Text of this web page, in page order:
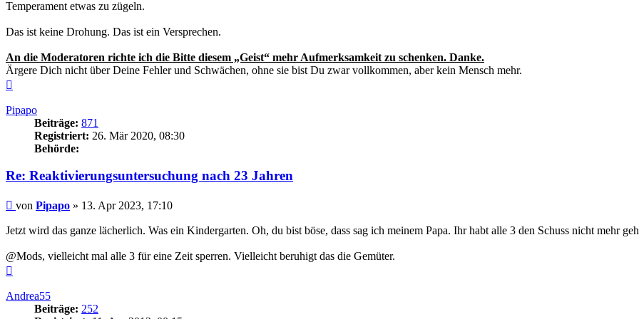
Temperament etwas zu zügeln.
Das ist keine Drohung. Das ist ein Versprechen.
An die Moderatoren richte ich die Bitte diesem „Geist“ mehr Aufmerksamkeit zu schenken. Danke.
Ärgere Dich nicht über Deine Fehler und Schwächen, ohne sie bist Du zwar vollkommen, aber kein Mensch mehr.
Pipapo
Beiträge: 871
Registriert: 26. Mär 2020, 08:30
Behörde:
Re: Reaktivierungsuntersuchung nach 23 Jahren
Beitrag
von Pipapo » 13. Apr 2023, 17:10
Jetzt wird das ganze lächerlich. Was ein Kindergarten. Oh, du bist böse, dass sag ich meinem Papa. Ihr habt alle 3 den Schuss nicht mehr
@Mods, vielleicht mal alle 3 für eine Zeit sperren. Vielleicht beruhigt das die Gemüter.
Andrea55
Beiträge: 252